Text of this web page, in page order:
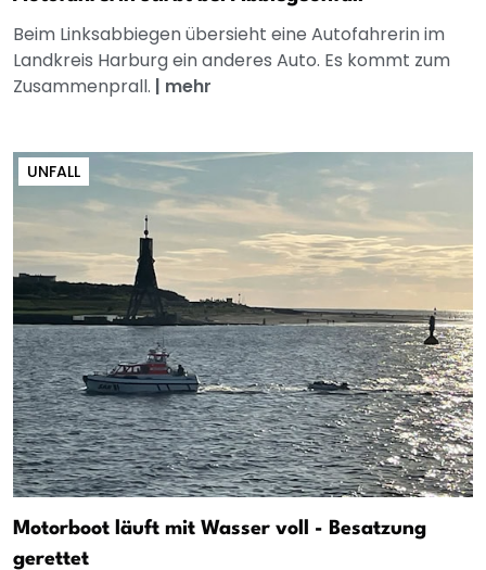
Beim Linksabbiegen übersieht eine Autofahrerin im
Landkreis Harburg ein anderes Auto. Es kommt zum
Zusammenprall. | mehr
UNFALL
Motorboot läuft mit Wasser voll - Besatzung
gerettet